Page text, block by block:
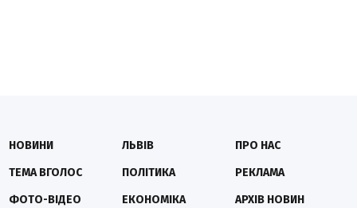
НОВИНИ
ТЕМА ВГОЛОС
ФОТО-ВІДЕО
ЛЬВІВ
ПОЛІТИКА
ЕКОНОМІКА
ПРО НАС
РЕКЛАМА
АРХІВ НОВИН